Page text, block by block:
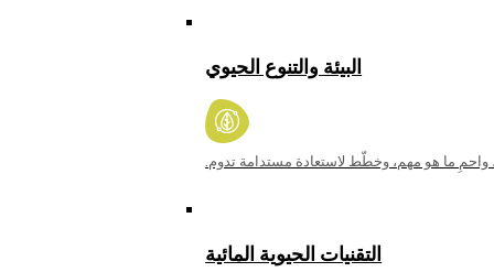
البيئة والتنوع الحيوي
واحمِ ما هو مهم، وخطّط لاستعادة مستدامة تدوم.
التقنيات الحيوية المائية